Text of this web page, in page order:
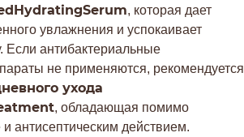
, которая дает
увлажнения и успокаивает
Если антибактериальные
не применяются, рекомендуется
ухода
, обладающая помимо
антисептическим действием.